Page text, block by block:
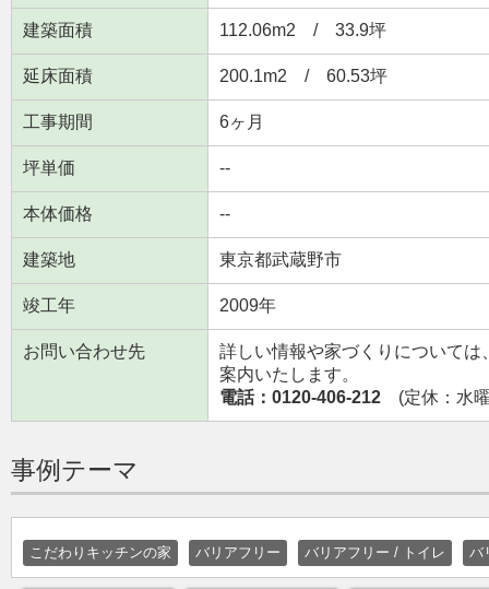
建築面積 112.06m2 / 33.9坪
延床面積 200.1m2 / 60.53坪
工事期間 6ヶ月
坪単価 --
本体価格 --
建築地 東京都武蔵野市
竣工年 2009年
お問い合わせ先
詳しい情報や家づくりについて
案内いたします。
電話：0120-406-212 (定休：水
事例テーマ
こだわりキッチンの家 バリアフリー バリアフリー / トイレ バ